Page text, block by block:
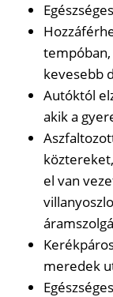
tempóban,
kevesebb
Autóktól
akik a
el van
meredek